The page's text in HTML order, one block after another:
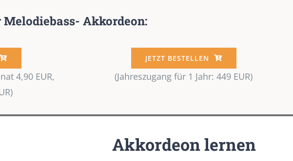
Akkordeon:
4,90 EUR,
JETZT BESTELLEN
(Jahreszugang für 1 Jahr: 449 EUR)
Akkordeon lernen